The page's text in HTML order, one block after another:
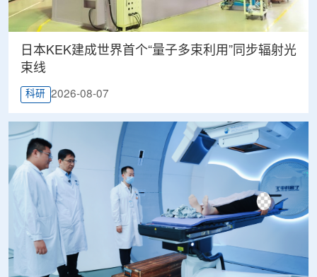
日本KEK建成世界首个“量子多束利用”同步辐射光
束线
科研 2026-08-07